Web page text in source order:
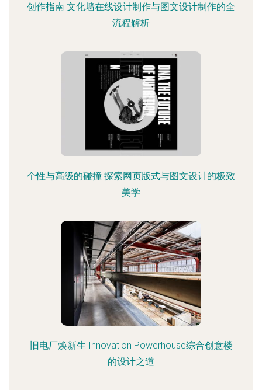
创作指南 文化墙在线设计制作与图文设计制作的全
流程解析
个性与高级的碰撞 探索网页版式与图文设计的极致
美学
旧电厂焕新生 Innovation Powerhouse综合创意楼
的设计之道